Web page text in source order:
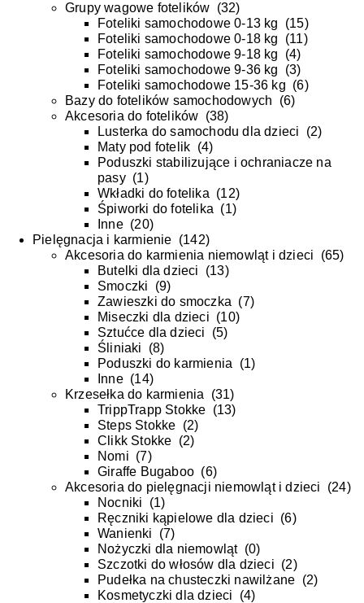
Grupy wagowe fotelików (32)
Foteliki samochodowe 0-13 kg (15)
Foteliki samochodowe 0-18 kg (11)
Foteliki samochodowe 9-18 kg (4)
Foteliki samochodowe 9-36 kg (3)
Foteliki samochodowe 15-36 kg (6)
Bazy do fotelików samochodowych (6)
Akcesoria do fotelików (38)
Lusterka do samochodu dla dzieci (2)
Maty pod fotelik (4)
Poduszki stabilizujące i ochraniacze na
pasy(1)
Wkładki do fotelika (12)
Śpiworki do fotelika (1)
Inne(20)
Pielęgnacja i karmienie (142)
Akcesoria do karmienia niemowląt i dzieci (65)
Butelki dla dzieci (13)
Smoczki (9)
Zawieszki do smoczka (7)
Miseczki dla dzieci (10)
Sztućce dla dzieci (5)
Śliniaki (8)
Poduszki do karmienia (1)
Inne(14)
Krzesełka do karmienia (31)
TrippTrapp Stokke (13)
Steps Stokke (2)
Clikk Stokke (2)
Nomi (7)
Giraffe Bugaboo (6)
Akcesoria do pielęgnacji niemowląt i dzieci (24)
Nocniki (1)
Ręczniki kąpielowe dla dzieci (6)
Wanienki (7)
Nożyczki dla niemowląt(0)
Szczotki do włosów dla dzieci (2)
Pudełka na chusteczki nawilżane (2)
Kosmetyczki dla dzieci (4)